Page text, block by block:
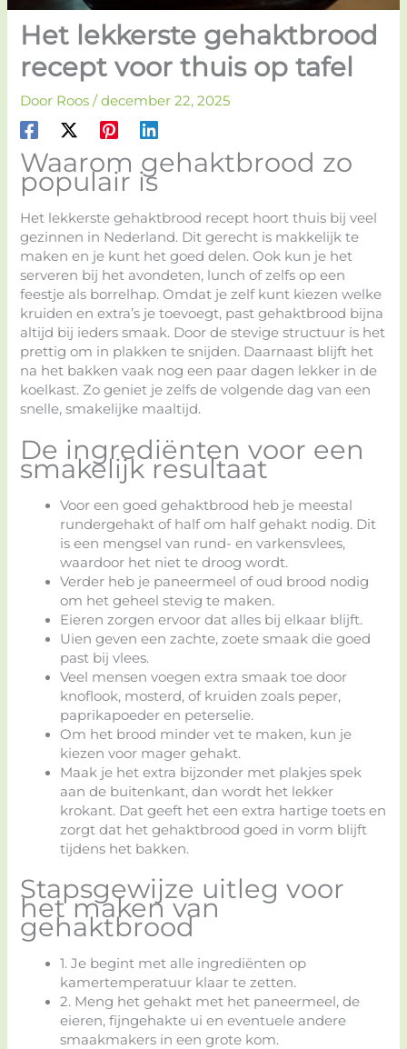
Het lekkerste gehaktbrood
recept voor thuis op tafel
Door Roos/december 22, 2025
Waarom gehaktbrood zo
populair is
Het lekkerste gehaktbrood recept hoort thuis bij veel
gezinnen in Nederland. Dit gerecht is makkelijk te
maken en je kunt het goed delen. Ook kun je het
serveren bij het avondeten, lunch of zelfs op een
feestje als borrelhap. Omdat je zelf kunt kiezen welke
kruiden en extra’s je toevoegt, past gehaktbrood bijna
altijd bij ieders smaak. Door de stevige structuur is het
prettig om in plakken te snijden. Daarnaast blijft het
na het bakken vaak nog een paar dagen lekker in de
koelkast. Zo geniet je zelfs de volgende dag van een
snelle, smakelijke maaltijd.
De ingrediënten voor een
smakelijk resultaat
Voor een goed gehaktbrood heb je meestal
rundergehakt of half om half gehakt nodig. Dit
is een mengsel van rund- en varkensvlees,
waardoor het niet te droog wordt.
Verder heb je paneermeel of oud brood nodig
om het geheel stevig te maken.
Eieren zorgen ervoor dat alles bij elkaar blijft.
Uien geven een zachte, zoete smaak die goed
past bij vlees.
Veel mensen voegen extra smaak toe door
knoflook, mosterd, of kruiden zoals peper,
paprikapoeder en peterselie.
Om het brood minder vet te maken, kun je
kiezen voor mager gehakt.
Maak je het extra bijzonder met plakjes spek
aan de buitenkant, dan wordt het lekker
krokant. Dat geeft het een extra hartige toets en
zorgt dat het gehaktbrood goed in vorm blijft
tijdens het bakken.
Stapsgewijze uitleg voor
het maken van
gehaktbrood
1. Je begint met alle ingrediënten op
kamertemperatuur klaar te zetten.
2. Meng het gehakt met het paneermeel, de
eieren, fijngehakte ui en eventuele andere
smaakmakers in een grote kom.